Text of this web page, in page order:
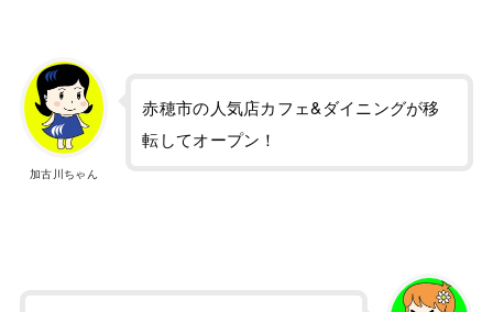
加古川ちゃん
赤穂市の人気店カフェ&ダイニングが移
転してオープン！